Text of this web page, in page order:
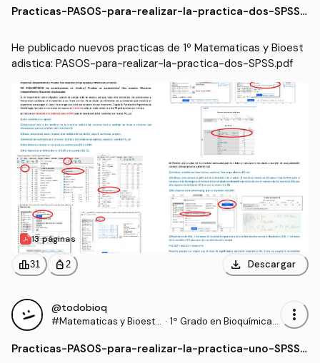
Practicas-PASOS-para-realizar-la-practica-dos-SPSS.
He publicado nuevos practicas de 1º Matematicas y Bioest
adistica: PASOS-para-realizar-la-practica-dos-SPSS.pdf
13 páginas
leaderboard31 personal_bag 2 download Descargar
@todobioq
#Matematicas y Bioesta · 1º Grado en Bioquímica
more_vert
Practicas-PASOS-para-realizar-la-practica-uno-SPSS.